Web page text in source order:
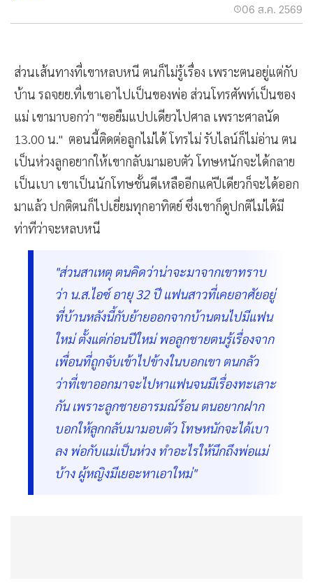
06 ส.ค. 2569
ส่วนเส้นทางที่เขาหลบหนี ตนก็ไม่รู้เรื่อง เพราะตนอยู่แต่กับ
บ้าน รถจยย.ที่เขาเอาไปเป็นของพ่อ ส่วนโทรศัพท์เป็นของ
แม่ เขามาบอกว่า "ขอยืมแปปเดียวไปศาล เพราะศาลนัด
13.00 น." ตอนนี้ติดต่อลูกไม่ได้ โทรไม่ รับไลน์ก็ไม่อ่าน ตน
เป็นห่วงลูกอยากให้เขากลับมามอบตัว โทษหนักจะได้กลาย
เป็นเบา เขาเป็นนักโทษชั้นดีเหลืออีกแค่ปีเดียวก็จะได้ออก
มาแล้ว ปกติตนก็ไปเยี่ยมทุกอาทิตย์ ซึ่งเขาก็ดูปกติไม่ได้มี
ท่าทีว่าจะหลบหนี
"ส่วนสาเหตุ ตนคิดว่าน่าจะมาจากเขาทราบ
ว่า น.ส.ไอซ์ อายุ 32 ปี แฟนสาวที่เคยอาศัยอยู่
ที่บ้านหลังนี้กับย้ายออกจากบ้านตนไปมีแฟน
ใหม่ ตั้งแต่ก่อนปีใหม่ พอลูกชายตนรู้เรื่องจาก
เพื่อนที่ถูกจับเข้าไปข้างในบอกเขา ตนกลัว
ว่าที่เขาออกมาจะไปหาแฟนจนมีเรื่องทะเลาะ
กัน เพราะลูกชายอารมณ์ร้อน ตนอยากฝาก
บอกให้ลูกกลับมามอบตัว โทษหนักจะได้เบา
ลง พ่อกับแม่เป็นห่วง ทำอะไรให้นึกถึงพ่อแม่
บ้าง ผู้หญิงมีเยอะหาเอาใหม่"